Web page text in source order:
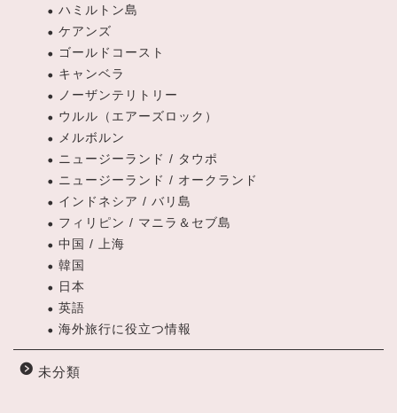
ハミルトン島
ケアンズ
ゴールドコースト
キャンベラ
ノーザンテリトリー
ウルル（エアーズロック）
メルボルン
ニュージーランド / タウポ
ニュージーランド / オークランド
インドネシア / バリ島
フィリピン / マニラ＆セブ島
中国 / 上海
韓国
日本
英語
海外旅行に役立つ情報
未分類